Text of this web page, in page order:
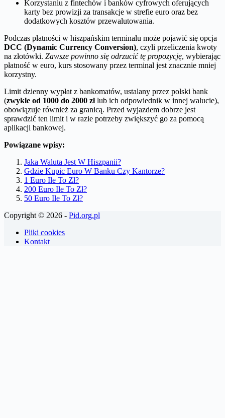
Korzystaniu z fintechów i banków cyfrowych oferujących
karty bez prowizji za transakcje w strefie euro oraz bez
dodatkowych kosztów przewalutowania.
Podczas płatności w hiszpańskim terminalu może pojawić się opcja
DCC (Dynamic Currency Conversion), czyli przeliczenia kwoty
na złotówki. Zawsze powinno się odrzucić tę propozycję, wybierając
płatność w euro, kurs stosowany przez terminal jest znacznie mniej
korzystny.
Limit dzienny wypłat z bankomatów, ustalany przez polski bank
(zwykle od 1000 do 2000 złlub ich odpowiednik w innej walucie),
obowiązuje również za granicą. Przed wyjazdem dobrze jest
sprawdzić ten limit i w razie potrzeby zwiększyć go za pomocą
aplikacji bankowej.
Powiązane wpisy:
Jaka Waluta Jest W Hiszpanii?
Gdzie Kupic Euro W Banku Czy Kantorze?
1 Euro Ile To Zł?
200 Euro Ile To Zł?
50 Euro Ile To Zł?
Copyright © 2026 - Pid.org.pl
Pliki cookies
Kontakt